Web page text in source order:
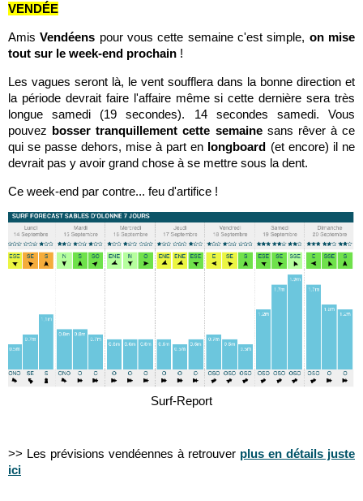
VENDÉE
AmisVendéens pour vous cette semaine c'est simple, on mise
tout sur le week-end prochain !
Les vagues seront là, le vent soufflera dans la bonne direction et
la période devrait faire l'affaire même si cette dernière sera très
longue samedi (19 secondes). 14 secondes samedi. Vous
pouvez bosser tranquillement cette semainesans rêver à ce
qui se passe dehors, mise à part en longboard (et encore) il ne
devrait pas y avoir grand chose à se mettre sous la dent.
Ce week-end par contre... feu d'artifice !
Surf-Report
>> Les prévisions vendéennes à retrouver plus en détails juste
ici